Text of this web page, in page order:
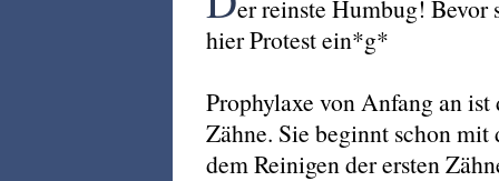
er reinste Humbug! Bevor
hier Protest ein*g*
Prophylaxe von Anfang an ist
Zähne. Sie beginnt schon
dem Reinigen der ersten